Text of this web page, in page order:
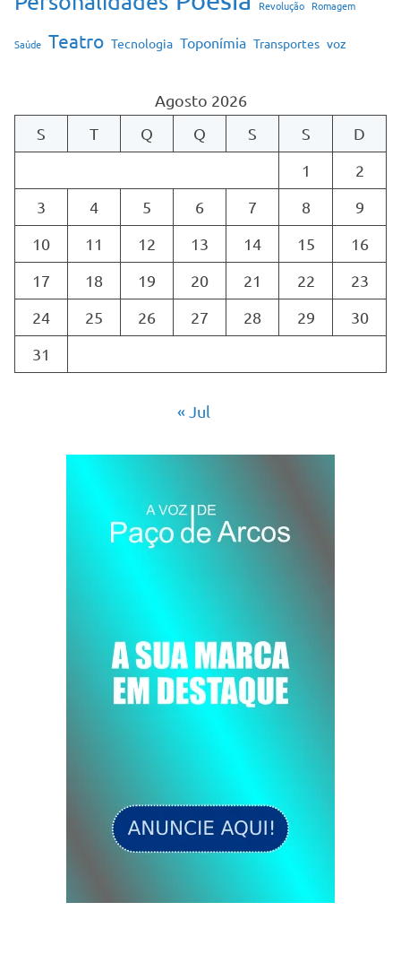
Revolução Romagem
Saúde Teatro Tecnologia Toponímia Transportes voz
Agosto 2026
S
T Q Q S S
D
1
2
3
4 5 6 7 8
9
10
11 12 13 14 15
16
17
18 19 20 21 22
23
24
25 26 27 28 29
30
31
« Jul